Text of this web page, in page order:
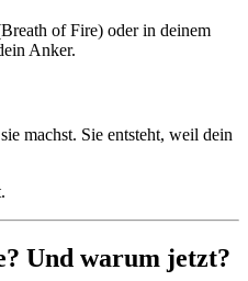
of Fire) oder in deinem
Anker.
machst. Sie entsteht, weil dein
Und warum jetzt?